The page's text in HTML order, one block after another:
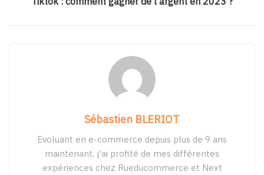
Sébastien BLERIOT
Evoluant en e-commerce depuis plus de 9 ans
maintenant, j'ai profité de mes différentes
expériences chez Rueducommerce et Next